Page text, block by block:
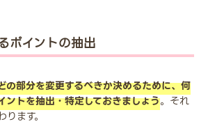
ポイントの抽出
の部分を変更するべきか決めるために、何
ントを抽出・特定しておきましょう。それ
ます。